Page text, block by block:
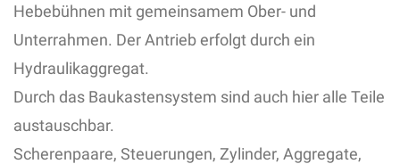
Hebebühnen mit gemeinsamem Ober- und
Unterrahmen. Der Antrieb erfolgt durch ein
Hydraulikaggregat.
Durch das Baukastensystem sind auch hier alle Teile
austauschbar.
Scherenpaare, Steuerungen, Zylinder, Aggregate,